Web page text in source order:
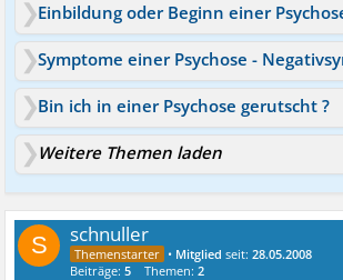
Einbildung oder Beginn einer
Bin ich in einer Psychose gerutscht ?
Weitere Themen laden
S schnuller
• Mitglied seit:28.05.2008
Beiträge:5 Themen:2